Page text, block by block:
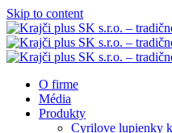
Skip to content
O firme
Média
Produkty
Cyrilove lupienky